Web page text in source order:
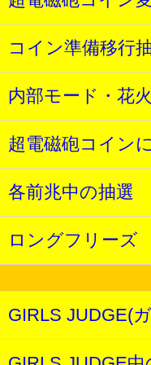
コイン準備移行
内部モード・花
超電磁砲コイン
各前兆中の抽選
ロングフリーズ
GIRLS JUDGE(